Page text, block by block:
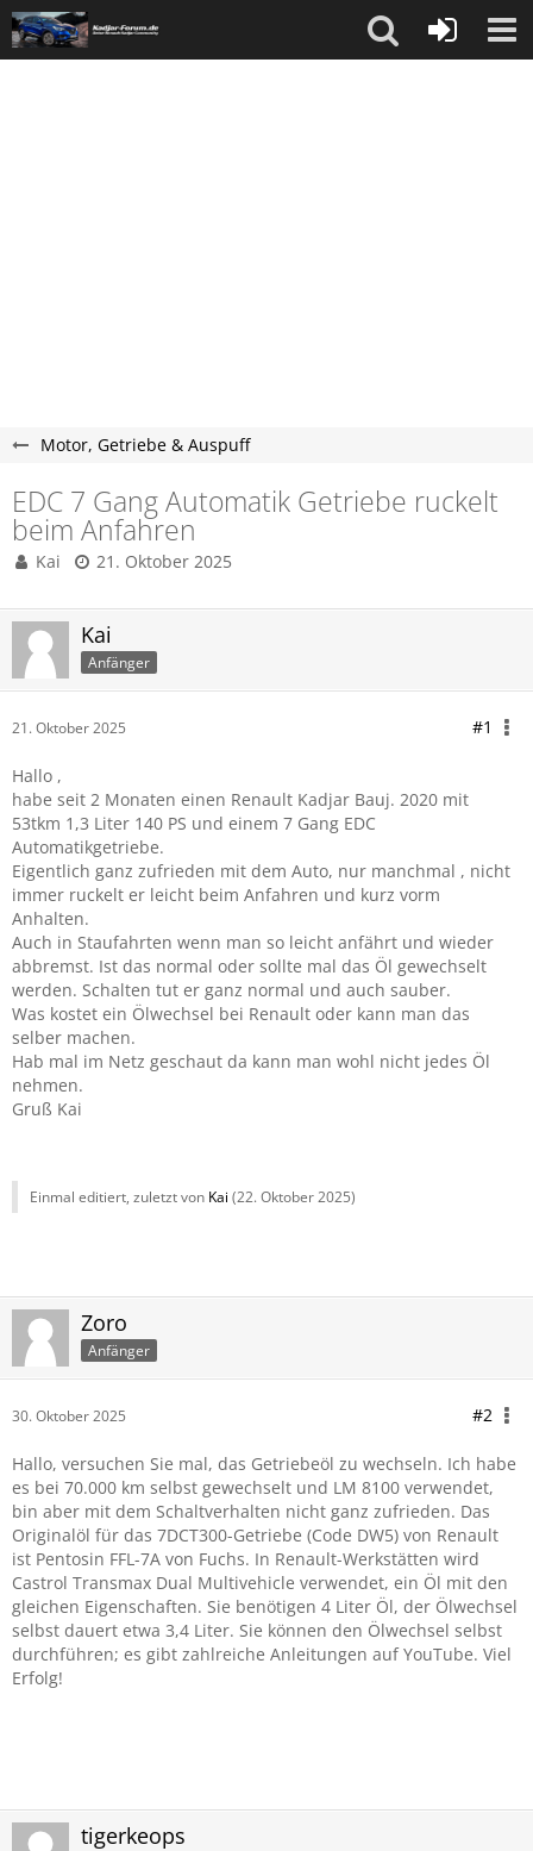
Motor, Getriebe & Auspuff
EDC 7 Gang Automatik Getriebe ruckelt
beim Anfahren
Kai 21. Oktober 2025
Kai
Anfänger
21. Oktober 2025 #1
Hallo ,
habe seit 2 Monaten einen Renault Kadjar Bauj. 2020 mit
53tkm 1,3 Liter 140 PS und einem 7 Gang EDC
Automatikgetriebe.
Eigentlich ganz zufrieden mit dem Auto, nur manchmal , nicht
immer ruckelt er leicht beim Anfahren und kurz vorm
Anhalten.
Auch in Staufahrten wenn man so leicht anfährt und wieder
abbremst. Ist das normal oder sollte mal das Öl gewechselt
werden. Schalten tut er ganz normal und auch sauber.
Was kostet ein Ölwechsel bei Renault oder kann man das
selber machen.
Hab mal im Netz geschaut da kann man wohl nicht jedes Öl
nehmen.
Gruß Kai
Einmal editiert, zuletzt von Kai (22. Oktober 2025)
Zoro
Anfänger
30. Oktober 2025 #2
Hallo, versuchen Sie mal, das Getriebeöl zu wechseln. Ich habe
es bei 70.000 km selbst gewechselt und LM 8100 verwendet,
bin aber mit dem Schaltverhalten nicht ganz zufrieden. Das
Originalöl für das 7DCT300-Getriebe (Code DW5) von Renault
ist Pentosin FFL-7A von Fuchs. In Renault-Werkstätten wird
Castrol Transmax Dual Multivehicle verwendet, ein Öl mit den
gleichen Eigenschaften. Sie benötigen 4 Liter Öl, der Ölwechsel
selbst dauert etwa 3,4 Liter. Sie können den Ölwechsel selbst
durchführen; es gibt zahlreiche Anleitungen auf YouTube. Viel
Erfolg!
tigerkeops